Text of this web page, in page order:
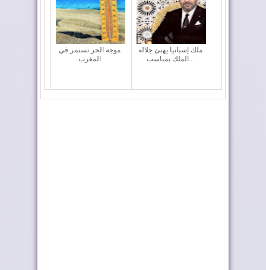
موجة الحر تستمر في
المغرب
ملك إسبانيا يهنئ جلالة
الملك بمناسب...